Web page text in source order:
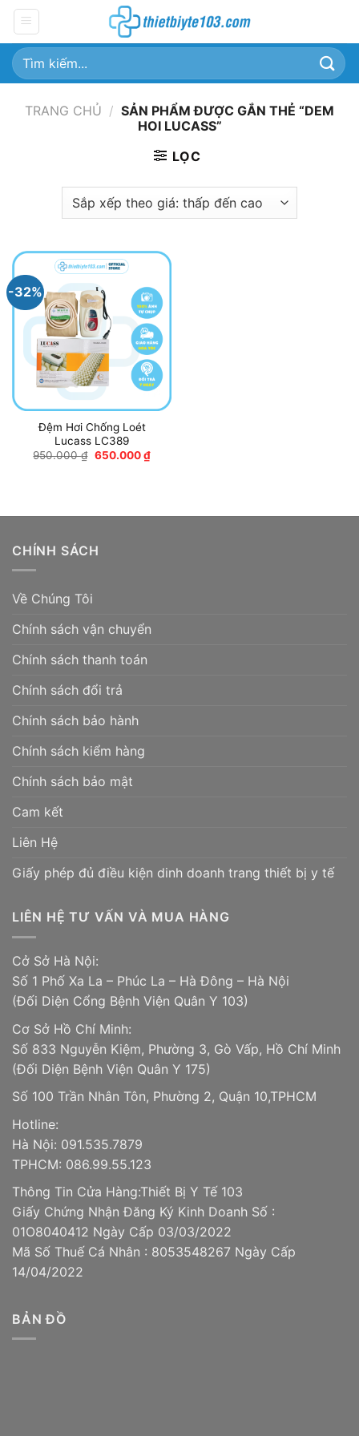
Chuyển
đến
nội
dung
Tìm
kiếm:
TRANG CHỦ / SẢN PHẨM ĐƯỢC GẮN THẺ “DEM
HOI LUCASS”
LỌC
-32%
Đệm Hơi Chống Loét
Lucass LC389
950.000₫ Giá
650.000₫Giá
hiện
CHÍNH SÁCH
Về Chúng Tôi
Chính sách vận chuyển
Chính sách thanh toán
Chính sách đổi trả
Chính sách bảo hành
Chính sách kiểm hàng
Chính sách bảo mật
Cam kết
Liên Hệ
Giấy phép đủ điều kiện dinh doanh trang thiết bị y tế
LIÊN HỆ TƯ VẤN VÀ MUA HÀNG
Cở Sở Hà Nội:
Số 1 Phố Xa La – Phúc La – Hà Đông – Hà Nội
(Đối Diện Cổng Bệnh Viện Quân Y 103)
Cơ Sở Hồ Chí Minh:
Số 833 Nguyễn Kiệm, Phường 3, Gò Vấp, Hồ Chí Minh
(Đối Diện Bệnh Viện Quân Y 175)
Số 100 Trần Nhân Tôn, Phường 2, Quận 10,TPHCM
Hotline:
Hà Nội: 091.535.7879
TPHCM: 086.99.55.123
Thông Tin Cửa Hàng:Thiết Bị Y Tế 103
Giấy Chứng Nhận Đăng Ký Kinh Doanh Số :
01O8040412 Ngày Cấp 03/03/2022
Mã Số Thuế Cá Nhân : 8053548267 Ngày Cấp
14/04/2022
BẢN ĐỒ